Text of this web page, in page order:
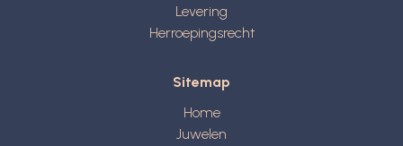
Levering
Herroepingsrecht
Sitemap
Home
Juwelen